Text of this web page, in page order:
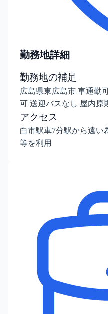
勤務地詳細
勤務地の補足
広島県東広島市 車通勤
可 送迎バスなし 屋内原
アクセス
白市駅車7分駅から遠い
等を利用